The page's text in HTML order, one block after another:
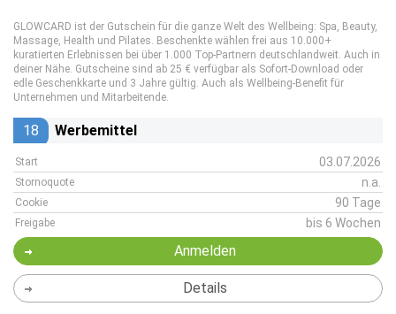
GLOWCARD ist der Gutschein für die ganze Welt des Wellbeing: Spa, Beauty,
Massage, Health und Pilates. Beschenkte wählen frei aus 10.000+
kuratierten Erlebnissen bei über 1.000 Top-Partnern deutschlandweit. Auch in
deiner Nähe. Gutscheine sind ab 25 € verfügbar als Sofort-Download oder
edle Geschenkkarte und 3 Jahre gültig. Auch als Wellbeing-Benefit für
Unternehmen und Mitarbeitende.
18 Werbemittel
Start 03.07.2026
Stornoquote n.a.
Cookie 90 Tage
Freigabe bis 6 Wochen
Anmelden
Details